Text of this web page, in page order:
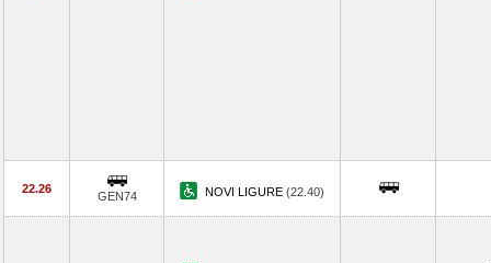
22.26
GEN74 NOVI LIGURE (22.40)